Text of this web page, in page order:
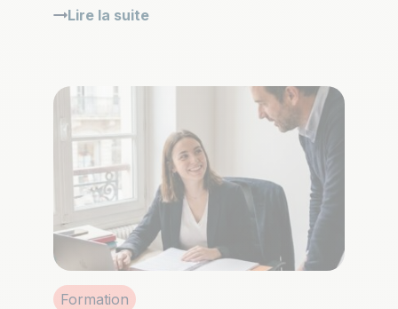
Lire la suite
Formation